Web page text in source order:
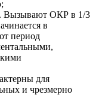
Вызывают ОКР в 1/3
в
период
для
и чрезмерно